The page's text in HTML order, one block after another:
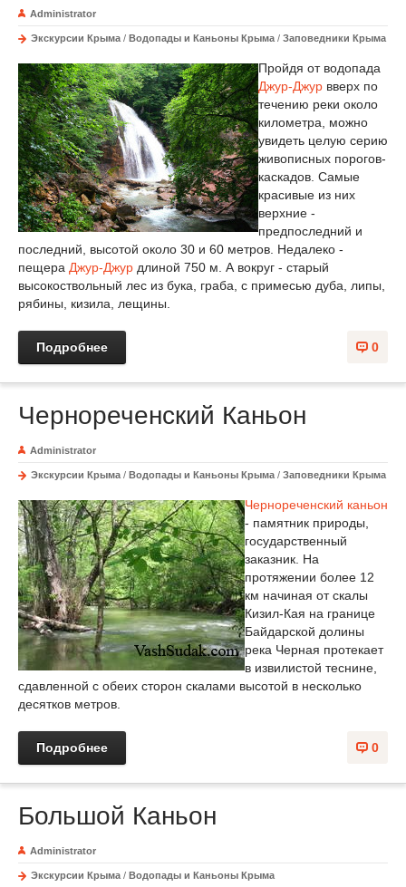
Administrator
Экскурсии Крыма / Водопады и Каньоны Крыма / Заповедники Крыма
Пройдя от водопада
Джур-Джур вверх по
течению реки около
километра, можно
увидеть целую серию
живописных порогов-
каскадов. Самые
красивые из них
верхние -
предпоследний и
последний, высотой около 30 и 60 метров. Недалеко -
пещера Джур-Джур длиной 750 м. А вокруг - старый
высокоствольный лес из бука, граба, с примесью дуба, липы,
рябины, кизила, лещины.
0
Подробнее
Чернореченский Каньон
Administrator
Экскурсии Крыма / Водопады и Каньоны Крыма / Заповедники Крыма
Чернореченский каньон
- памятник природы,
государственный
заказник. На
протяжении более 12
км начиная от скалы
Кизил-Кая на границе
Байдарской долины
река Черная протекает
в извилистой теснине,
сдавленной с обеих сторон скалами высотой в несколько
десятков метров.
0
Подробнее
Большой Каньон
Administrator
Экскурсии Крыма / Водопады и Каньоны Крыма